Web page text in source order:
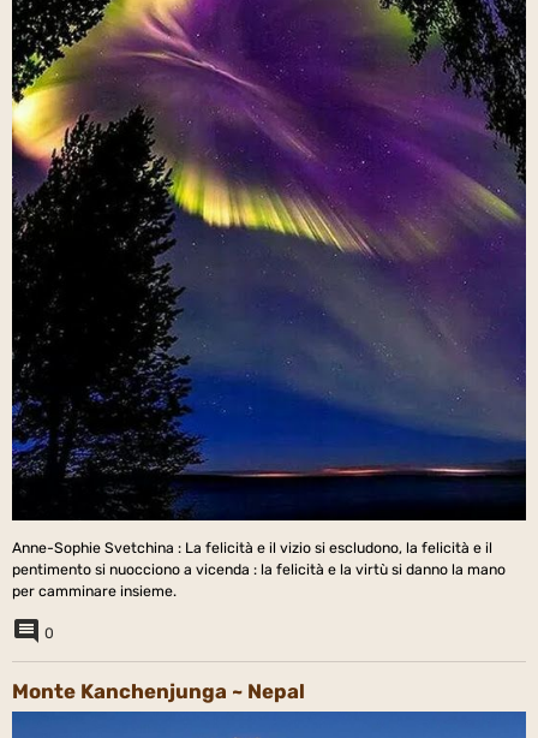
Anne-Sophie Svetchina : La felicità e il vizio si escludono, la felicità e il
pentimento si nuocciono a vicenda : la felicità e la virtù si danno la mano
per camminare insieme.
0
Monte Kanchenjunga ~ Nepal